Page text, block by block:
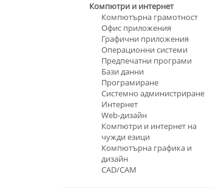
Компютри и интернет
Компютърна грамотност
Офис приложения
Графични приложения
Операционни системи
Предпечатни програми
Бази данни
Програмиране
Системно администриране
Интернет
Web-дизайн
Компютри и интернет на
чужди езици
Компютърна графика и
дизайн
CAD/CAM